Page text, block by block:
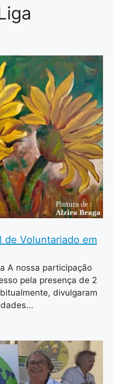
de Voluntariado em
A nossa participação
pela presença de 2
divulgaram